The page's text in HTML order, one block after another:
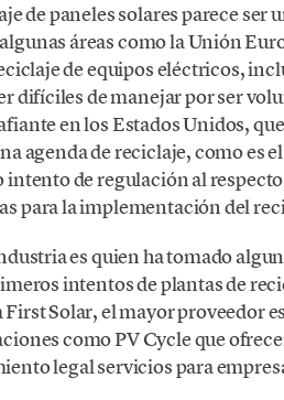
de paneles solares parece
áreas como la Unión
de equipos eléctricos,
difíciles de manejar por ser
en los Estados Unidos,
agenda de reciclaje, como es
intento de regulación al
para la implementación del
es quien ha tomado
intentos de plantas de
First Solar, el mayor proveedor
como PV Cycle que
legal servicios para